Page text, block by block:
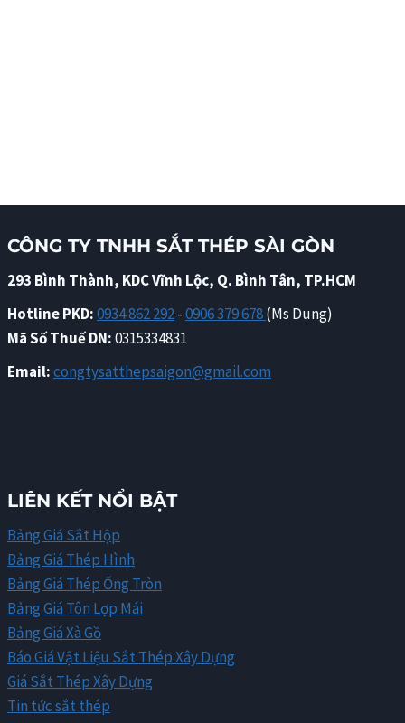
CÔNG TY TNHH SẮT THÉP SÀI GÒN
293 Bình Thành, KDC Vĩnh Lộc, Q. Bình Tân, TP.HCM
Hotline PKD:0934 862 292-0906 379 678(Ms Dung)
Mã Số Thuế DN:0315334831
Email:congtysatthepsaigon@gmail.com
LIÊN KẾT NỔI BẬT
Bảng Giá Sắt Hộp
Bảng Giá Thép Hình
Bảng Giá Thép Ống Tròn
Bảng Giá Tôn Lợp Mái
Bảng Giá Xà Gồ
Báo Giá Vật Liệu Sắt Thép Xây Dựng
Giá Sắt Thép Xây Dựng
Tin tức sắt thép